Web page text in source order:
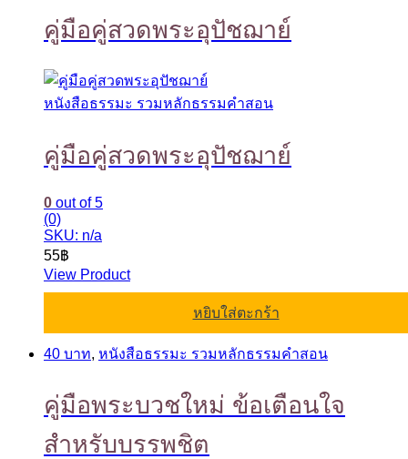
คู่มือคู่สวดพระอุปัชฌาย์
หนังสือธรรมะ รวมหลักธรรมคำสอน
คู่มือคู่สวดพระอุปัชฌาย์
0 out of 5
(0)
SKU: n/a
55฿
View Product
หยิบใส่ตะกร้า
40 บาท, หนังสือธรรมะ รวมหลักธรรมคำสอน
คู่มือพระบวชใหม่ ข้อเตือนใจ
สำหรับบรรพชิต